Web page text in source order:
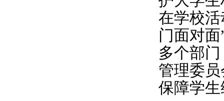
在学校
门面对
多个部
管理委
保障学